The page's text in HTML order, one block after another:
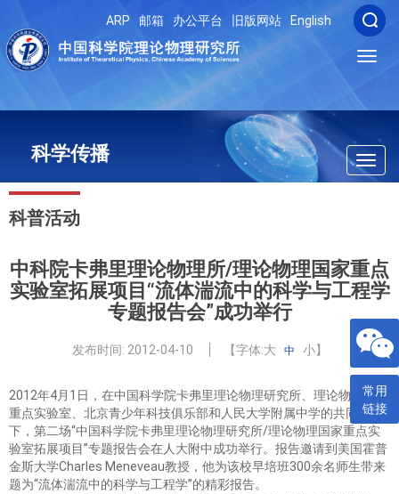
ARP 邮箱 办公平台 旧版网站 English
科学传播
科普活动
中科院卡弗里理论物理所/理论物理国家重点
实验室拓展项目“流体湍流中的科学与工程学
专题报告会”成功举行
发布时间: 2012-04-10 【字体:大 中 小】
2012年4月1日，在中国科学院卡弗里理论物理研究所、理论物理国家
重点实验室、北京青少年科技俱乐部和人民大学附属中学的共同努力
下，第二场“中国科学院卡弗里理论物理研究所/理论物理国家重点实
验室拓展项目”专题报告会在人大附中成功举行。报告邀请到美国霍普
金斯大学Charles Meneveau教授，他为该校早培班300余名师生带来
题为“流体湍流中的科学与工程学”的精彩报告。
常用
链接